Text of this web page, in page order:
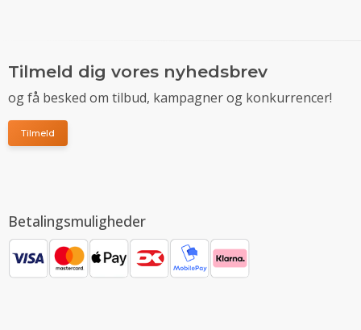
Tilmeld dig vores nyhedsbrev
og få besked om tilbud, kampagner og konkurrencer!
Tilmeld
Betalingsmuligheder